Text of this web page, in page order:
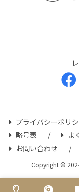
プライバシーポリ
略号表
よ
お問い合わせ
Copyright © 2024